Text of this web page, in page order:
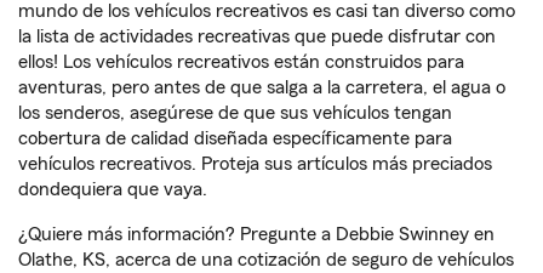
mundo de los vehículos recreativos es casi tan diverso como
la lista de actividades recreativas que puede disfrutar con
ellos! Los vehículos recreativos están construidos para
aventuras, pero antes de que salga a la carretera, el agua o
los senderos, asegúrese de que sus vehículos tengan
cobertura de calidad diseñada específicamente para
vehículos recreativos. Proteja sus artículos más preciados
dondequiera que vaya.
¿Quiere más información? Pregunte a Debbie Swinney en
Olathe, KS, acerca de una cotización de seguro de vehículos